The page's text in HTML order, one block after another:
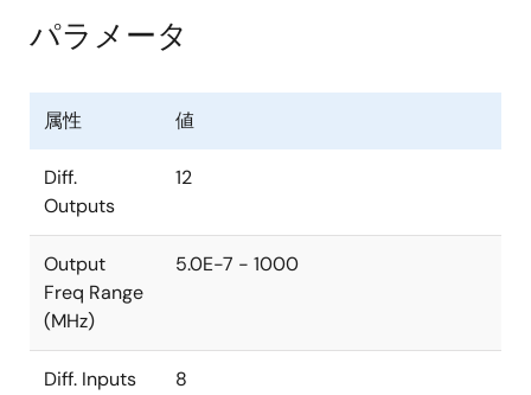
ソースとして1台で使用することも、システムの信頼性
です。 デジタル制御オシレータ（DCO）は、外部プロ
セッサで動作するIEEE1588クロックリカバリサーボソ
フトウェアで制御することが可能です。 SyncEの同期
装置タイミング ソース（SETS）の実装に必要なデジタ
ルPLL（DPLL）や、その他タイミングブロックにより、
物理層のタイミングをサポートしています。 DCOは、
IEEE1588の情報だけで制御することも、ITU-T
G.8273.2に準拠した状態で、IEEE1588の時刻情報と
SyncEからの物理層周波数情報を組み合わせて制御する
ことも可能です。 このデバイスは、バックプレーン間
や回路基板間のクロック伝搬遅延を積極的に測定・補
パラメータ
属性 値
Diff.
Outputs
12
Output
Freq Range
(MHz)
5.0E-7 - 1000
Diff. Inputs 8